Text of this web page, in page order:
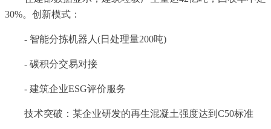
30%。创新模式：
- 智能分拣机器人(日处理量200吨)
- 碳积分交易对接
- 建筑企业ESG评价服务
技术突破：某企业研发的再生混凝土强度达到C50标准